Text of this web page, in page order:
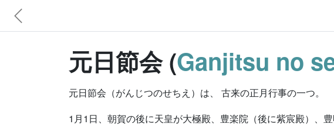
元日節会 (Ganjitsu no
元日節会（がんじつのせちえ）は、 古来の正月行事の一つ。
1月1日、朝賀の後に天皇が大極殿、豊楽院（後に紫宸殿）、